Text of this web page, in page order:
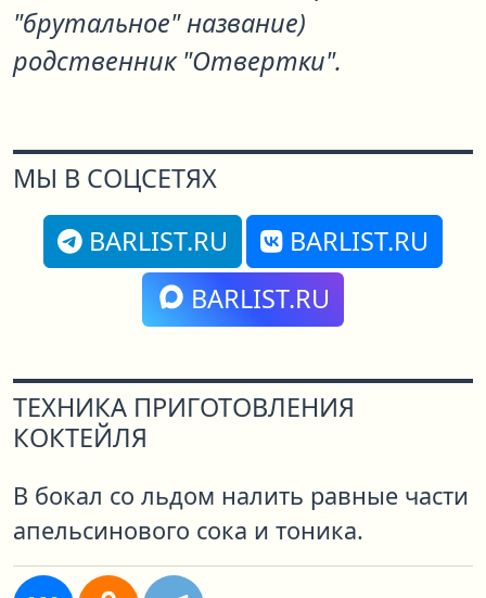
"брутальное" название)
родственник "Отвертки".
МЫ В СОЦСЕТЯХ
BARLIST.RU
BARLIST.RU
BARLIST.RU
ТЕХНИКА ПРИГОТОВЛЕНИЯ
КОКТЕЙЛЯ
В бокал со льдом налить равные части
апельсинового сока и тоника.